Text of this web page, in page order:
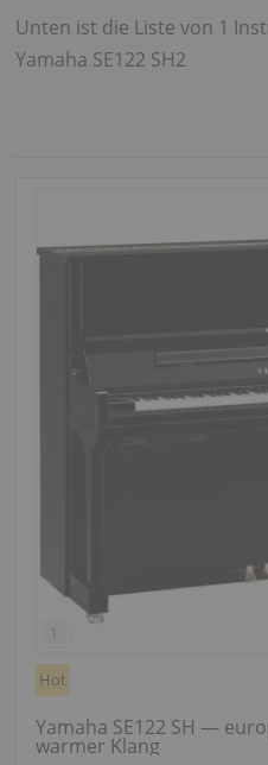
Unten ist die Liste von 1
Yamaha SE122 SH2
Hot
Yamaha SE122 SH —
warmer Klang